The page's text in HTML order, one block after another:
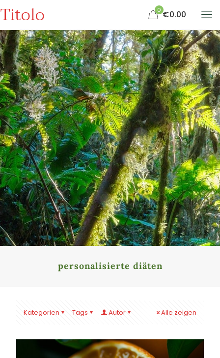
Titolo 0 €0.00
personalisierte diäten
Kategorien Tags Autor Alle zeigen